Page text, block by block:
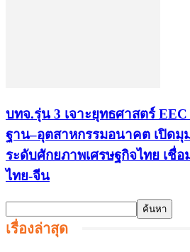
บทจ.รุ่น 3 เจาะยุทธศาสตร์
ฐาน–อุตสาหกรรมอนาคต เปิดมุ
ระดับศักยภาพเศรษฐกิจไทย เชื่
ไทย-จีน
เรื่องล่าสุด